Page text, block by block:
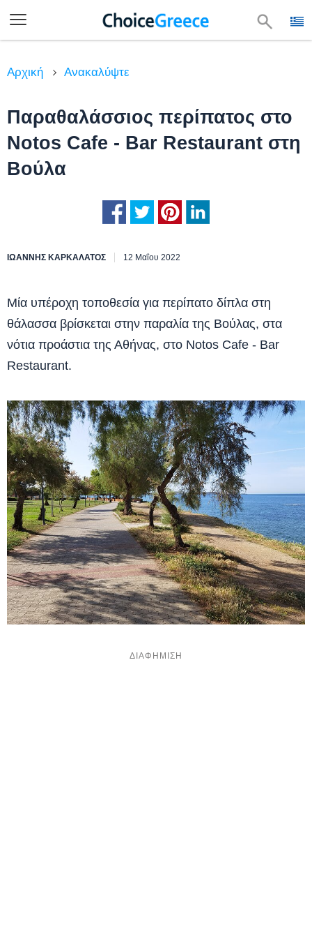
Αρχική Ανακαλύψτε
Παραθαλάσσιος περίπατος στο
Notos Cafe - Bar Restaurant στη
Βούλα
ΙΩΆΝΝΗΣ ΚΑΡΚΑΛΆΤΟΣ 12 Μαΐου 2022
Μία υπέροχη τοποθεσία για περίπατο δίπλα στη
θάλασσα βρίσκεται στην παραλία της Βούλας, στα
νότια προάστια της Αθήνας, στο Notos Cafe - Bar
Restaurant.